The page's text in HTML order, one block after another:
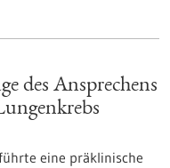
des Ansprechens
eine präklinische